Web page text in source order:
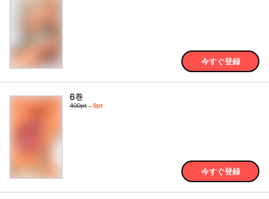
今すぐ登録
6巻
400pt→9pt
今すぐ登録